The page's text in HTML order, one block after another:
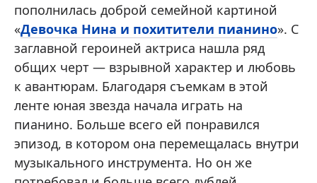
пополнилась доброй семейной картиной
«Девочка Нина и похитители пианино». С
заглавной героиней актриса нашла ряд
общих черт — взрывной характер и любовь
к авантюрам. Благодаря съемкам в этой
ленте юная звезда начала играть на
пианино. Больше всего ей понравился
эпизод, в котором она перемещалась внутри
музыкального инструмента. Но он же